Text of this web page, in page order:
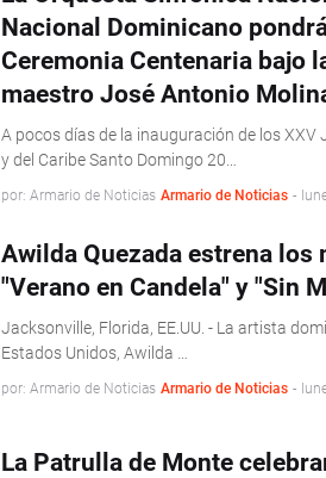
Nacional Dominicano
Ceremonia Centenaria bajo
maestro José Antonio
A pocos días de la inauguración de los
y del Caribe Santo Domingo 20…
por: Armario de Noticias Armario de Noticias -
Awilda Quezada estrena los
"Verano en Candela" y "Sin
Jacksonville, Florida, EE.UU. - La artista
Estados Unidos, Awilda …
por: Armario de Noticias Armario de Noticias -
La Patrulla de Monte